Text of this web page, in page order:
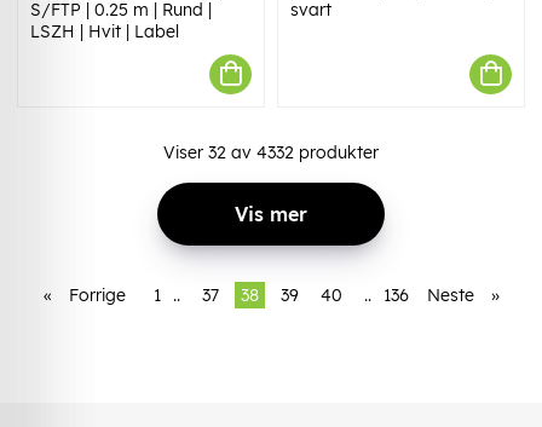
S/FTP | 0.25 m | Rund |
LSZH | Hvit | Label
svart
Viser 32 av 4332 produkter
Vis mer
« Forrige 1 .. 37 38 39 40 .. 136 Neste »